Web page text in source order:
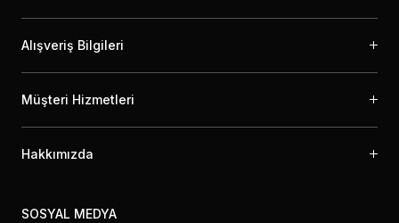
Alışveriş Bilgileri
Müşteri Hizmetleri
Hakkımızda
SOSYAL MEDYA